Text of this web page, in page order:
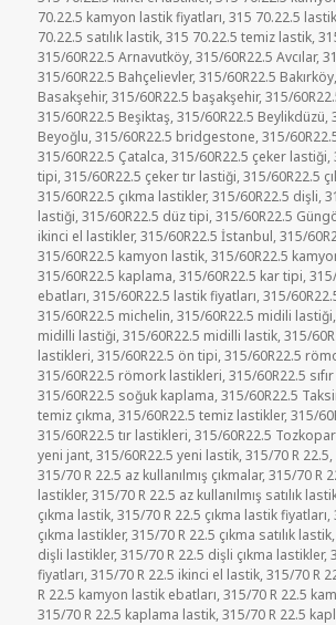
70.22.5 kamyon lastik fiyatları,315 70.22.5
70.22.5 satılık lastik,315 70.22.5 temiz lastik,
315/60R22.5 Arnavutköy,315/60R22.5 Avcılar,
315/60R22.5 Bahçelievler,315/60R22.5 Bakırköy
Basakşehir,315/60R22.5 başakşehir,315/
315/60R22.5 Beşiktaş,315/60R22.5 Beylikdüzü,
Beyoğlu,315/60R22.5 bridgestone,315/
315/60R22.5 Çatalca,315/60R22.5 çeker lastiği,
tipi,315/60R22.5 çeker tır lastiği,315/60R22.5
315/60R22.5 çıkma lastikler,315/60R22.5 dişli,
lastiği,315/60R22.5 düz tipi,315/60R22.5
ikinci el lastikler,315/60R22.5 İstanbul,315/
315/60R22.5 kamyon lastik,315/60R22.5
315/60R22.5 kaplama,315/60R22.5 kar tipi,
ebatları,315/60R22.5 lastik fiyatları,315/
315/60R22.5 michelin,315/60R22.5 midili lastiği
midilli lastiği,315/60R22.5 midilli lastik,315/
lastikleri,315/60R22.5 ön tipi,315/60R22.5
315/60R22.5 römork lastikleri,315/60R22.5
315/60R22.5 soğuk kaplama,315/60R22.5
temiz çıkma,315/60R22.5 temiz lastikler,315/
315/60R22.5 tır lastikleri,315/60R22.5
yeni jant,315/60R22.5 yeni lastik,315/70 R 22.5,
315/70 R 22.5 az kullanılmış çıkmalar,315/70 R
lastikler,315/70 R 22.5 az kullanılmış satılık
çıkma lastik,315/70 R 22.5 çıkma lastik fiyatları,
çıkma lastikler,315/70 R 22.5 çıkma satılık lastik
dişli lastikler,315/70 R 22.5 dişli çıkma lastikler,
fiyatları,315/70 R 22.5 ikinci el lastik,315/70 R
R 22.5 kamyon lastik ebatları,315/70 R 22.5
315/70 R 22.5 kaplama lastik,315/70 R 22.5